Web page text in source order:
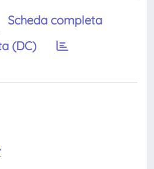
Scheda completa
(DC)